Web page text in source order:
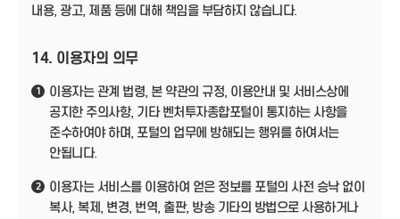
내용, 광고, 제품 등에 대해 책임을 부담하지 않습니다.
14. 이용자의 의무
1
이용자는 관계 법령, 본 약관의 규정, 이용안내 및 서비스상에
공지한 주의사항, 기타 벤처투자종합포털이 통지하는 사항을
준수하여야 하며, 포털의 업무에 방해되는 행위를 하여서는
안됩니다.
2
이용자는 서비스를 이용하여 얻은 정보를 포털의 사전 승낙 없이
복사, 복제, 변경, 번역, 출판, 방송 기타의 방법으로 사용하거나